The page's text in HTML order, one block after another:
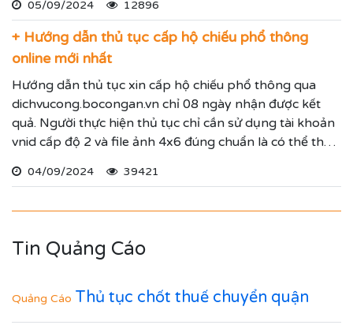
định 70/2023/NĐ-CP. Luật Trí Nam hướng dẫn quy
trình cấp giấy phép lao động mới nhất để mọi người
tham khảo.
05/09/2024 12896
+ Hướng dẫn thủ tục cấp hộ chiếu phổ thông
online mới nhất
Hướng dẫn thủ tục xin cấp hộ chiếu phổ thông qua
dichvucong.bocongan.vn chỉ 08 ngày nhận được kết
quả. Người thực hiện thủ tục chỉ cần sử dụng tài khoản
vnid cấp độ 2 và file ảnh 4x6 đúng chuẩn là có thể thực
04/09/2024 39421
Tin Quảng Cáo
Quảng Cáo Thủ tục chốt thuế chuyển quận